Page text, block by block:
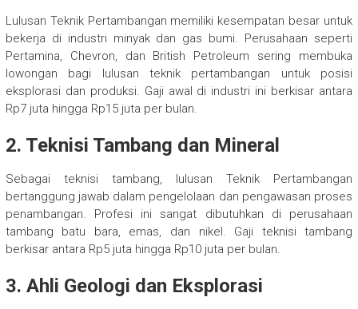
Lulusan Teknik Pertambangan memiliki kesempatan besar untuk
bekerja di industri minyak dan gas bumi. Perusahaan seperti
Pertamina, Chevron, dan British Petroleum sering membuka
lowongan bagi lulusan teknik pertambangan untuk posisi
eksplorasi dan produksi. Gaji awal di industri ini berkisar antara
Rp7 juta hingga Rp15 juta per bulan.
2. Teknisi Tambang dan Mineral
Sebagai teknisi tambang, lulusan Teknik Pertambangan
bertanggung jawab dalam pengelolaan dan pengawasan proses
penambangan. Profesi ini sangat dibutuhkan di perusahaan
tambang batu bara, emas, dan nikel. Gaji teknisi tambang
berkisar antara Rp5 juta hingga Rp10 juta per bulan.
3. Ahli Geologi dan Eksplorasi